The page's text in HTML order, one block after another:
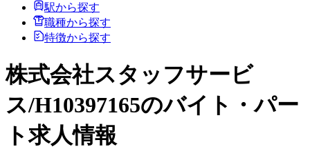
駅から探す
職種から探す
特徴から探す
株式会社スタッフサービ
ス/H10397165のバイト・パー
ト求人情報